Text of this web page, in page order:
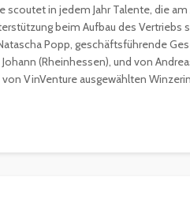
scoutet in jedem Jahr Talente, die
beim Aufbau des Vertriebs
Popp, geschäftsführende
(Rheinhessen), und von
VinVenture ausgewählten